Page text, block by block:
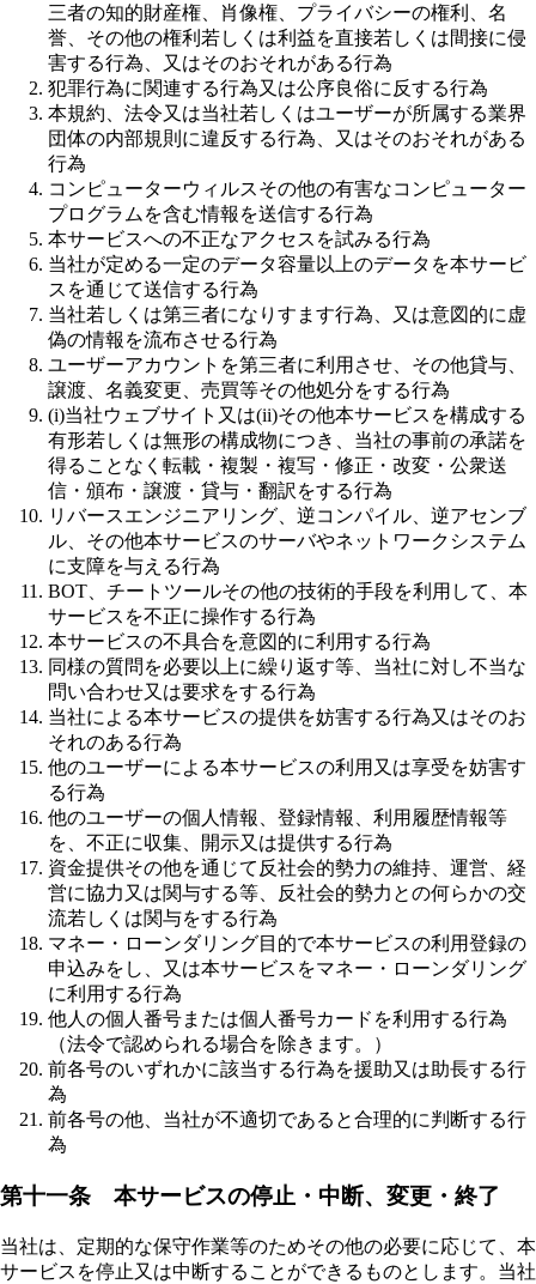
三者の知的財産権、肖像権、プライバシーの権利、名
誉、その他の権利若しくは利益を直接若しくは間接に侵
害する行為、又はそのおそれがある行為
犯罪行為に関連する行為又は公序良俗に反する行為
本規約、法令又は当社若しくはユーザーが所属する業界
団体の内部規則に違反する行為、又はそのおそれがある
行為
コンピューターウィルスその他の有害なコンピューター
プログラムを含む情報を送信する行為
本サービスへの不正なアクセスを試みる行為
当社が定める一定のデータ容量以上のデータを本サービ
スを通じて送信する行為
当社若しくは第三者になりすます行為、又は意図的に虚
偽の情報を流布させる行為
ユーザーアカウントを第三者に利用させ、その他貸与、
譲渡、名義変更、売買等その他処分をする行為
(i)当社ウェブサイト又は(ii)その他本サービスを構成する
有形若しくは無形の構成物につき、当社の事前の承諾を
得ることなく転載・複製・複写・修正・改変・公衆送
信・頒布・譲渡・貸与・翻訳をする行為
リバースエンジニアリング、逆コンパイル、逆アセンブ
ル、その他本サービスのサーバやネットワークシステム
に支障を与える行為
BOT、チートツールその他の技術的手段を利用して、本
サービスを不正に操作する行為
本サービスの不具合を意図的に利用する行為
同様の質問を必要以上に繰り返す等、当社に対し不当な
問い合わせ又は要求をする行為
当社による本サービスの提供を妨害する行為又はそのお
それのある行為
他のユーザーによる本サービスの利用又は享受を妨害す
る行為
他のユーザーの個人情報、登録情報、利用履歴情報等
を、不正に収集、開示又は提供する行為
資金提供その他を通じて反社会的勢力の維持、運営、経
営に協力又は関与する等、反社会的勢力との何らかの交
流若しくは関与をする行為
マネー・ローンダリング目的で本サービスの利用登録の
申込みをし、又は本サービスをマネー・ローンダリング
に利用する行為
他人の個人番号または個人番号カードを利用する行為
（法令で認められる場合を除きます。）
前各号のいずれかに該当する行為を援助又は助長する行
為
前各号の他、当社が不適切であると合理的に判断する行
為
第十一条 本サービスの停止・中断、変更・終了
当社は、定期的な保守作業等のためその他の必要に応じて、本
サービスを停止又は中断することができるものとします。当社